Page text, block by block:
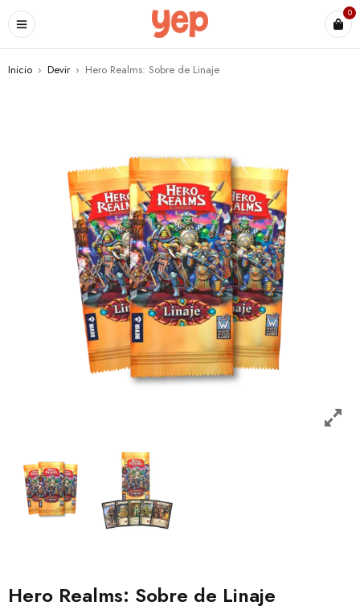
0
Inicio › Devir › Hero Realms: Sobre de Linaje
Hero Realms: Sobre de Linaje